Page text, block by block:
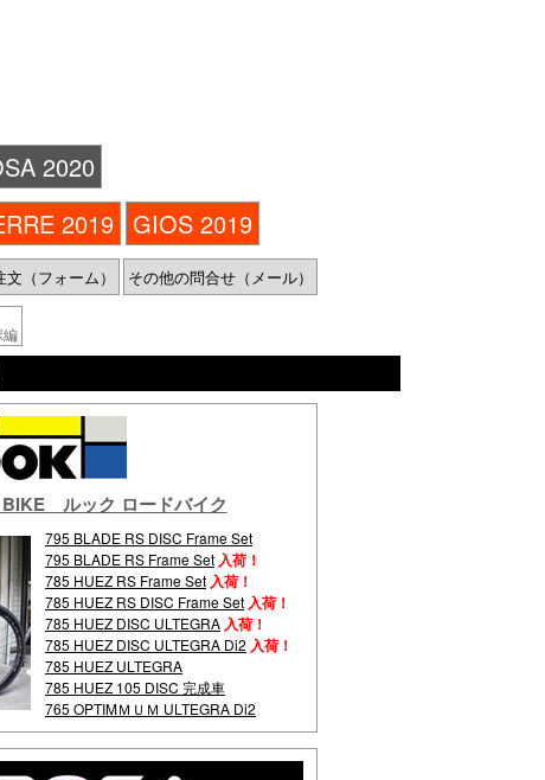
2020
2019 GIOS 2019
（フォーム） その他の問合せ（メール）
ルック ロードバイク
795 BLADE RS DISC Frame Set
795 BLADE RS Frame Set 入荷！
785 HUEZ RS Frame Set 入荷！
785 HUEZ RS DISC Frame Set 入荷！
785 HUEZ DISC ULTEGRA 入荷！
785 HUEZ DISC ULTEGRA Di2 入荷！
785 HUEZ ULTEGRA
785 HUEZ 105 DISC 完成車
765 OPTIMＭＵＭ ULTEGRA Di2